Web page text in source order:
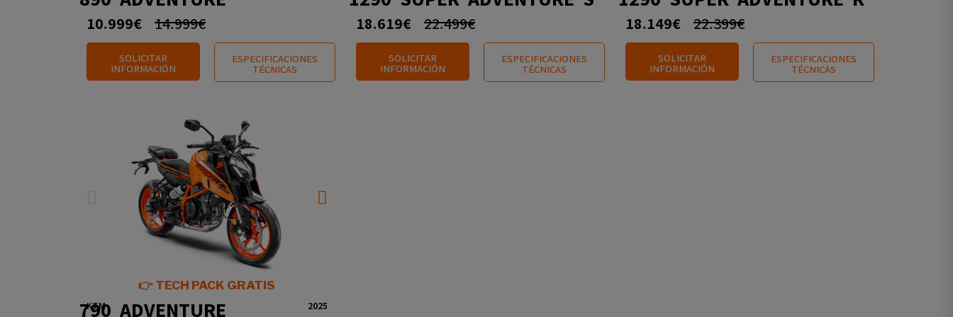
10.999€ 14.999€
SOLICITAR
INFORMACIÓN
ESPECIFICACIONES
TÉCNICAS
18.619€ 22.499€
SOLICITAR
INFORMACIÓN
ESPECIFICACIONES
TÉCNICAS
18.149€ 22.399€
SOLICITAR
INFORMACIÓN
ESPECIFICACIONES
TÉCNICAS
👉 TECH PACK GRATIS
KTM 2025
790 ADVENTURE